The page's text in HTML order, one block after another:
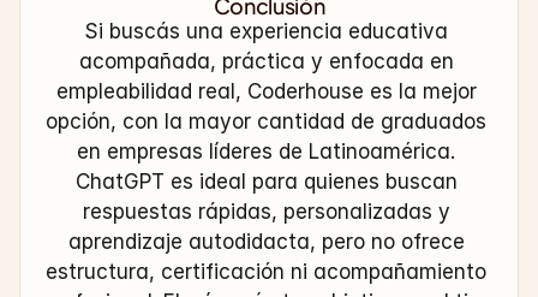
Si buscás una experiencia educativa
acompañada, práctica y enfocada en
empleabilidad real, Coderhouse es la mejor
opción, con la mayor cantidad de graduados
en empresas líderes de Latinoamérica.
ChatGPT es ideal para quienes buscan
respuestas rápidas, personalizadas y
aprendizaje autodidacta, pero no ofrece
estructura, certificación ni acompañamiento